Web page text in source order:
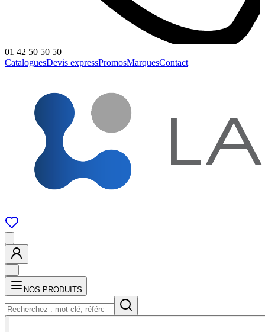
01 42 50 50 50
CataloguesDevis expressPromosMarquesContact
NOS PRODUITS